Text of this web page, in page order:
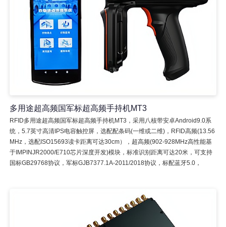
多用途超高频国军标超高频手持机MT3
RFID多用途超高频国军标超高频手持机MT3，采用八核带安卓Android9.0系
统，5.7英寸高清IPS电容触控屏，选配配条码(一维或二维)，RFID高频(13.56
MHz，选配ISO15693读卡距离可达30cm），超高频(902-928MHz高性能基
于IMPINJR2000/E710芯片深度开发)模块，标准识别距离可达20米，可支持
国标GB29768协议，军标GJB7377.1A-2011/2018协议，标配蓝牙5.0，